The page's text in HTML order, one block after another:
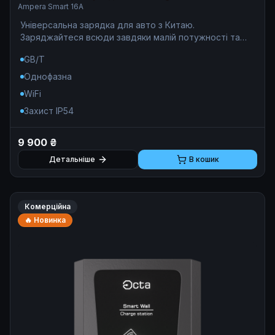
Ampera Smart 16A
Універсальна зарядка для авто з Китаю.
Заряджайтеся всюди завдяки малій потужності та
GB/T
Однофазна
WiFi
Захист IP54
9 900 ₴
Детальніше В кошик
Комерційна
🔥 Новинка